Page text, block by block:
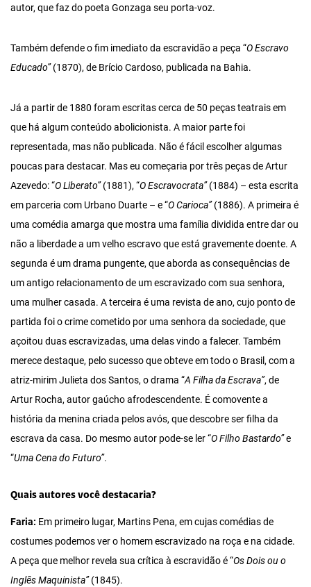
autor, que faz do poeta Gonzaga seu porta-voz.
Também defende o fim imediato da escravidão a peça “O Escravo
Educado”(1870), de Brício Cardoso, publicada na Bahia.
Já a partir de 1880 foram escritas cerca de 50 peças teatrais em
que há algum conteúdo abolicionista. A maior parte foi
representada, mas não publicada. Não é fácil escolher algumas
poucas para destacar. Mas eu começaria por três peças de Artur
Azevedo: “O Liberato”(1881), “O Escravocrata”(1884) – esta escrita
em parceria com Urbano Duarte – e “O Carioca”(1886). A primeira é
uma comédia amarga que mostra uma família dividida entre dar ou
não a liberdade a um velho escravo que está gravemente doente. A
segunda é um drama pungente, que aborda as consequências de
um antigo relacionamento de um escravizado com sua senhora,
uma mulher casada. A terceira é uma revista de ano, cujo ponto de
partida foi o crime cometido por uma senhora da sociedade, que
açoitou duas escravizadas, uma delas vindo a falecer. Também
merece destaque, pelo sucesso que obteve em todo o Brasil, com a
atriz-mirim Julieta dos Santos, o drama “A Filha da Escrava”, de
Artur Rocha, autor gaúcho afrodescendente. É comovente a
história da menina criada pelos avós, que descobre ser filha da
escrava da casa. Do mesmo autor pode-se ler “O Filho Bastardo”e
“Uma Cena do Futuro”.
Quais autores você destacaria?
Faria: Em primeiro lugar, Martins Pena, em cujas comédias de
costumes podemos ver o homem escravizado na roça e na cidade.
A peça que melhor revela sua crítica à escravidão é “Os Dois ou o
Inglês Maquinista”(1845).